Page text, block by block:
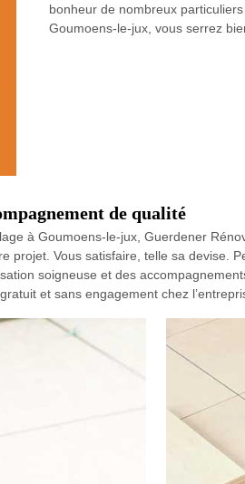
bonheur de nombreux
Goumoens-le-jux, vous serrez
de qualité
à Goumoens-le-jux, Guerdener
projet. Vous satisfaire, telle sa devise.
soigneuse et des
et sans engagement chez